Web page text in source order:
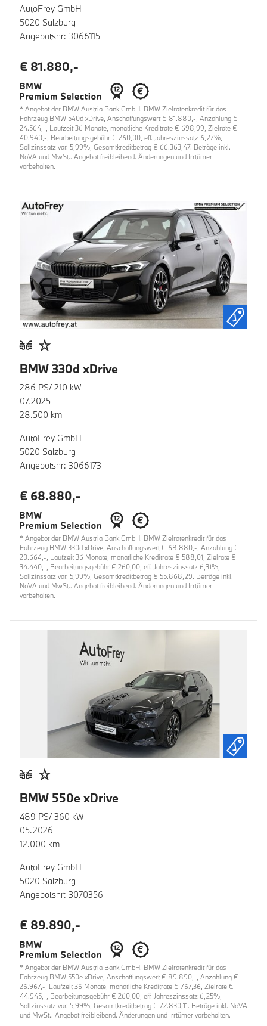
AutoFrey GmbH
5020 Salzburg
Angebotsnr: 3066115
€ 81.880,-
* Angebot der BMW Austria Bank GmbH. BMW Zielratenkredit für das
Fahrzeug BMW 540d xDrive, Anschaffungswert € 81.880,-, Anzahlung €
24.564,-, Laufzeit 36 Monate, monatliche Kreditrate € 698,99, Zielrate €
40.940,-, Bearbeitungsgebühr € 260,00, eff. Jahreszinssatz 6,27%,
Sollzinssatz var. 5,99%, Gesamtkreditbetrag € 66.363,47. Beträge inkl.
NoVA und MwSt.. Angebot freibleibend. Änderungen und Irrtümer
vorbehalten.
BMW 330d xDrive
286 PS/ 210 kW
07.2025
28.500 km
AutoFrey GmbH
5020 Salzburg
Angebotsnr: 3066173
€ 68.880,-
* Angebot der BMW Austria Bank GmbH. BMW Zielratenkredit für das
Fahrzeug BMW 330d xDrive, Anschaffungswert € 68.880,-, Anzahlung €
20.664,-, Laufzeit 36 Monate, monatliche Kreditrate € 588,01, Zielrate €
34.440,-, Bearbeitungsgebühr € 260,00, eff. Jahreszinssatz 6,31%,
Sollzinssatz var. 5,99%, Gesamtkreditbetrag € 55.868,29. Beträge inkl.
NoVA und MwSt.. Angebot freibleibend. Änderungen und Irrtümer
vorbehalten.
BMW 550e xDrive
489 PS/ 360 kW
05.2026
12.000 km
AutoFrey GmbH
5020 Salzburg
Angebotsnr: 3070356
€ 89.890,-
* Angebot der BMW Austria Bank GmbH. BMW Zielratenkredit für das
Fahrzeug BMW 550e xDrive, Anschaffungswert € 89.890,-, Anzahlung €
26.967,-, Laufzeit 36 Monate, monatliche Kreditrate € 767,36, Zielrate €
44.945,-, Bearbeitungsgebühr € 260,00, eff. Jahreszinssatz 6,25%,
Sollzinssatz var. 5,99%, Gesamtkreditbetrag € 72.830,11. Beträge inkl. NoVA
und MwSt.. Angebot freibleibend. Änderungen und Irrtümer vorbehalten.